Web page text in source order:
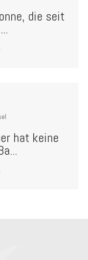
die seit
hat keine